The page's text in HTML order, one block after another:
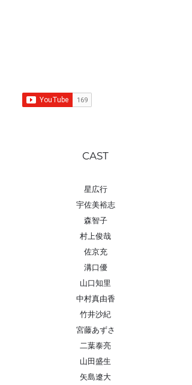
CAST
星広行
宇佐美裕志
森智子
村上俊哉
佐京充
溝口優
山口知里
中村真由香
竹井沙紀
宮藤あずさ
二葉泰亮
山田盛生
矢島遼大